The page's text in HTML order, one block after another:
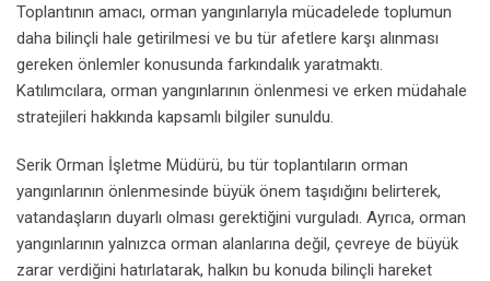
Toplantının amacı, orman yangınlarıyla mücadelede toplumun
daha bilinçli hale getirilmesi ve bu tür afetlere karşı alınması
gereken önlemler konusunda farkındalık yaratmaktı.
Katılımcılara, orman yangınlarının önlenmesi ve erken müdahale
stratejileri hakkında kapsamlı bilgiler sunuldu.
Serik Orman İşletme Müdürü, bu tür toplantıların orman
yangınlarının önlenmesinde büyük önem taşıdığını belirterek,
vatandaşların duyarlı olması gerektiğini vurguladı. Ayrıca, orman
yangınlarının yalnızca orman alanlarına değil, çevreye de büyük
zarar verdiğini hatırlatarak, halkın bu konuda bilinçli hareket